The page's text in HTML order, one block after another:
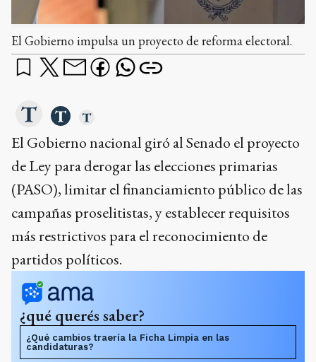
El Gobierno impulsa un proyecto de reforma electoral.
El Gobierno nacional giró al Senado el proyecto
de Ley para derogar las elecciones primarias
(PASO), limitar el financiamiento público de las
campañas proselitistas, y establecer requisitos
más restrictivos para el reconocimiento de
partidos políticos.
¿qué querés saber?
¿Qué cambios traería la Ficha Limpia en las
candidaturas?